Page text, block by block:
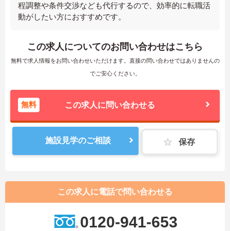
程調整や条件交渉なども代行するので、効率的に転職活
動がしたい方におすすめです。
この求人についてのお問い合わせはこちら
無料で求人情報をお問い合わせいただけます。直接の問い合わせではありませんの
でご安心ください。
無料 この求人に問い合わせる
施設見学のご相談 保存
この求人に電話で問い合わせる
0120-941-653